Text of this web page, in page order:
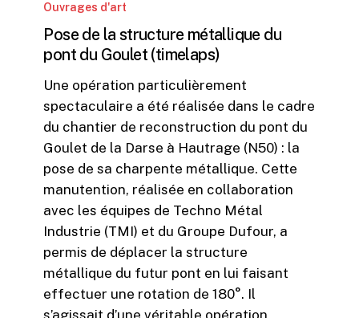
structure
métallique
pont
Goulet
(timelaps)
Ouvrages d'art
Pose de la structure métallique du
pont du Goulet (timelaps)
Une opération particulièrement
spectaculaire a été réalisée dans le cadre
du chantier de reconstruction du pont du
Goulet de la Darse à Hautrage (N50) : la
pose de sa charpente métallique. Cette
manutention, réalisée en collaboration
avec les équipes de Techno Métal
Industrie (TMI) et du Groupe Dufour, a
permis de déplacer la structure
métallique du futur pont en lui faisant
effectuer une rotation de 180°. Il